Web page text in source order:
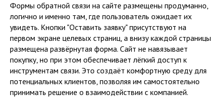
Формы обратной связи на сайте размещены продуманно,
логично и именно там, где пользователь ожидает их
увидеть. Кнопки "Оставить заявку" присутствуют на
первом экране целевых страниц, а внизу каждой страницы
размещена развёрнутая форма. Сайт не навязывает
покупку, но при этом обеспечивает лёгкий доступ к
инструментам связи. Это создаёт комфортную среду для
потенциальных клиентов, позволяя им самостоятельно
принимать решение о взаимодействии с компанией.